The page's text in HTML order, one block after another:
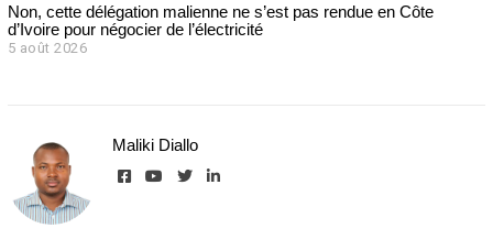
Non, cette délégation malienne ne s’est pas rendue en Côte
d’Ivoire pour négocier de l’électricité
5 août 2026
Maliki Diallo